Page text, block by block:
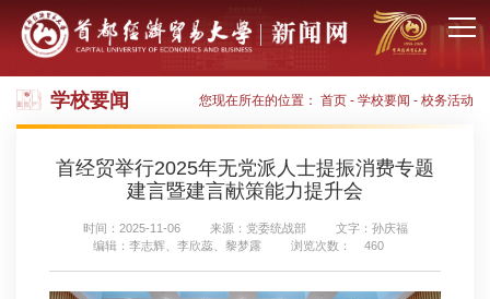
学校要闻 您现在所在的位置： 首页 - 学校要闻 - 校务活动
首经贸举行2025年无党派人士提振消费专题
建言暨建言献策能力提升会
时间：2025-11-06 来源：党委统战部
文字：孙庆福
编辑：李志辉、李欣蕊、黎梦露
浏览次数： 460